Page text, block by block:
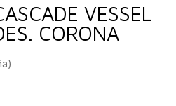
VESSEL
CORONA